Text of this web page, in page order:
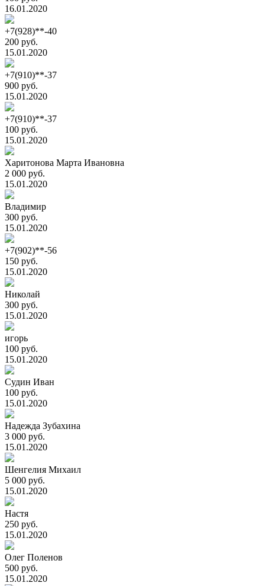
16.01.2020
+7(928)**-40
200 руб.
15.01.2020
+7(910)**-37
900 руб.
15.01.2020
+7(910)**-37
100 руб.
15.01.2020
Харитонова Марта Ивановна
2 000 руб.
15.01.2020
Владимир
300 руб.
15.01.2020
+7(902)**-56
150 руб.
15.01.2020
Николай
300 руб.
15.01.2020
игорь
100 руб.
15.01.2020
Судин Иван
100 руб.
15.01.2020
Надежда Зубахина
3 000 руб.
15.01.2020
Шенгелия Михаил
5 000 руб.
15.01.2020
Настя
250 руб.
15.01.2020
Олег Поленов
500 руб.
15.01.2020